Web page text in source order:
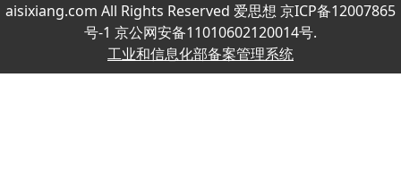
aisixiang.com All Rights Reserved 爱思想 京ICP备12007865
号-1 京公网安备11010602120014号.
工业和信息化部备案管理系统